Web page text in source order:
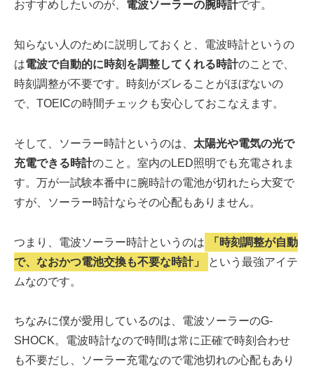
おすすめしたいのが、 電波ソーラーの腕時計です。
知らない人のために説明しておくと、電波時計というの
は電波で自動的に時刻を調整してくれる時計のことで、
時刻調整が不要です。時刻がズレることがほぼないの
で、TOEICの時間チェックも安心しておこなえます。
そして、ソーラー時計というのは、 太陽光や電気の光で
充電できる時計のこと。室内のLED照明でも充電されま
す。万が一試験本番中に腕時計の電池が切れたら大変で
すが、ソーラー時計ならその心配もありません。
つまり、電波ソーラー時計というのは
「時刻調整が自動
で、なおかつ電池交換も不要な時計」
という最強アイテ
ムなのです。
ちなみに僕が愛用しているのは、電波ソーラーのG-
SHOCK。電波時計なので時間は常に正確で時刻合わせ
も不要だし、ソーラー充電なので電池切れの心配もあり